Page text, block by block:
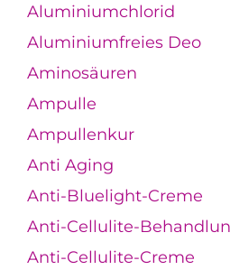
Aluminiumchlorid
Aluminiumfreies Deo
Aminosäuren
Ampulle
Ampullenkur
Anti Aging
Anti-Bluelight-Creme
Anti-Cellulite-
Anti-Cellulite-Creme